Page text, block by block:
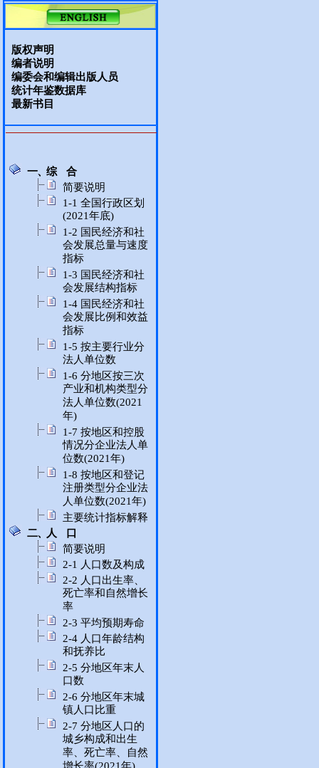
版权声明
编者说明
编委会和编辑出版人员
统计年鉴数据库
最新书目
一、综 合
简要说明
1-1 全国行政区划
(2021年底)
1-2 国民经济和社
会发展总量与速度
指标
1-3 国民经济和社
会发展结构指标
1-4 国民经济和社
会发展比例和效益
指标
1-5 按主要行业分
法人单位数
1-6 分地区按三次
产业和机构类型分
法人单位数(2021
年)
1-7 按地区和控股
情况分企业法人单
位数(2021年)
1-8 按地区和登记
注册类型分企业法
人单位数(2021年)
主要统计指标解释
二、人 口
简要说明
2-1 人口数及构成
2-2 人口出生率、
死亡率和自然增长
率
2-3 平均预期寿命
2-4 人口年龄结构
和抚养比
2-5 分地区年末人
口数
2-6 分地区年末城
镇人口比重
2-7 分地区人口的
城乡构成和出生
率、死亡率、自然